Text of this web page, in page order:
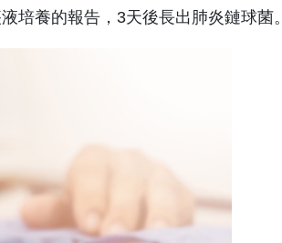
培養的報告，3天後長出肺炎鏈球菌。